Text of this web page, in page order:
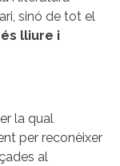
sinó de tot el
és lliure i
la qual
per reconèixer
al